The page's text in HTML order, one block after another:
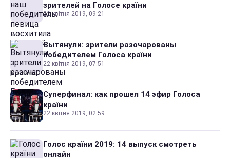
зрителей на Голосе країни
22 квітня 2019, 09:21
Вытянули: зрители разочарованы
победителем Голоса країни
22 квітня 2019, 07:51
Суперфинал: как прошел 14 эфир Голоса
країни
22 квітня 2019, 02:59
Голос країни 2019: 14 выпуск смотреть
онлайн